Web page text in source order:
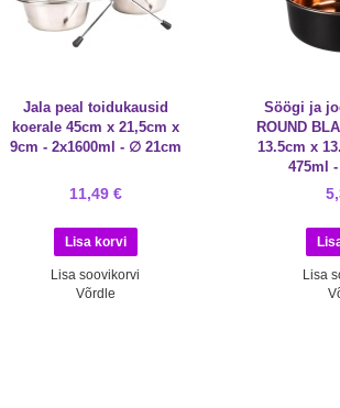
Jala peal toidukausid
koerale 45cm x 21,5cm x
9cm - 2x1600ml - ∅ 21cm
11,49 €
Lisa soovikorvi
Võrdle
Söögi ja
ROUND
13.5cm x
475ml
Lisa